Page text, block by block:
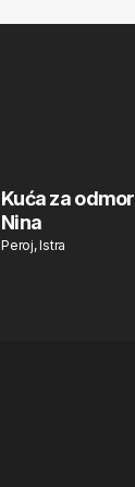
Kuća za odmor
Nina
Peroj, Istra